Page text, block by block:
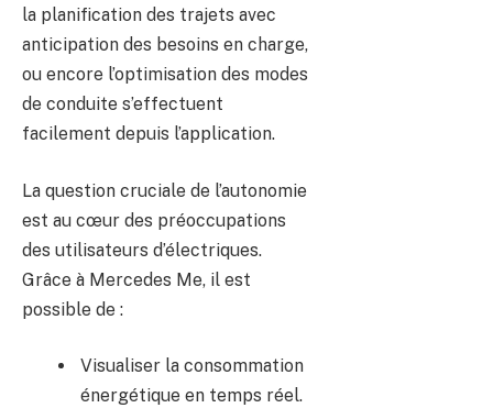
la planification des trajets avec
anticipation des besoins en charge,
ou encore l’optimisation des modes
de conduite s’effectuent
facilement depuis l’application.
La question cruciale de l’autonomie
est au cœur des préoccupations
des utilisateurs d’électriques.
Grâce à Mercedes Me, il est
possible de :
Visualiser la consommation
énergétique en temps réel.